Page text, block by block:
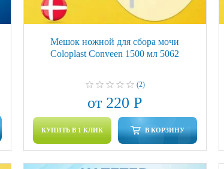
Мешок ножной для сбора мочи
Coloplast Conveen 1500 мл 5062
(2)
от 220 Р
КУПИТЬ В 1 КЛИК В КОРЗИНУ